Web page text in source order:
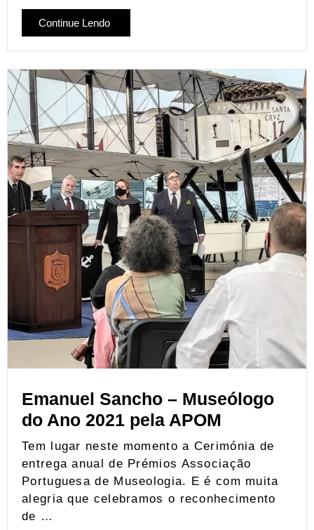
Continue Lendo
Emanuel Sancho – Museólogo
do Ano 2021 pela APOM
Tem lugar neste momento a Cerimónia de
entrega anual de Prémios Associação
Portuguesa de Museologia. E é com muita
alegria que celebramos o reconhecimento
de …